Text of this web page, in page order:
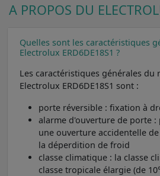
A PROPOS DU
Quelles sont les caractéristiques
Electrolux ERD6DE18S1 ?
Les caractéristiques générales du
Electrolux ERD6DE18S1 sont :
porte réversible : fixation à
alarme d'ouverture de porte
une ouverture accidentelle
la déperdition de froid
classe climatique : la classe
classe tropicale élargie (de